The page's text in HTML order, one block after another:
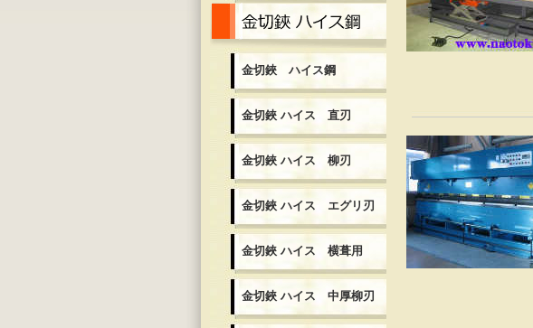
金切鋏 ハイス鋼
金切鋏 ハイス鋼
金切鋏 ハイス 直刃
金切鋏 ハイス 柳刃
金切鋏 ハイス エグリ刃
金切鋏 ハイス 横葺用
金切鋏 ハイス 中厚柳刃